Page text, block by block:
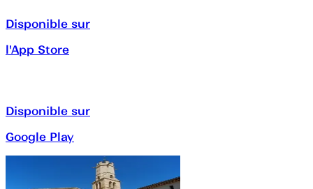
Disponible sur
l'App Store
Disponible sur
Google Play